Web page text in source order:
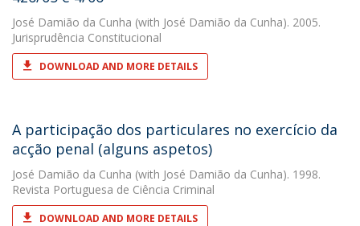
José Damião da Cunha (with José Damião da Cunha). 2005.
Jurisprudência Constitucional
DOWNLOAD AND MORE DETAILS
A participação dos particulares no exercício da
acção penal (alguns aspetos)
José Damião da Cunha (with José Damião da Cunha). 1998.
Revista Portuguesa de Ciência Criminal
DOWNLOAD AND MORE DETAILS